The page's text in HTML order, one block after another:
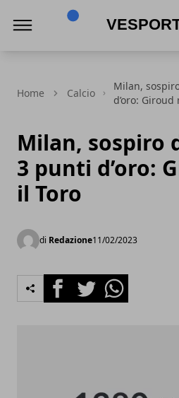
Home Calcio
Milan,
d’oro:
Milan, sospiro
3 punti d’oro:
il Toro
di Redazione11/02/2023
FacebookTwitterWhatsapp